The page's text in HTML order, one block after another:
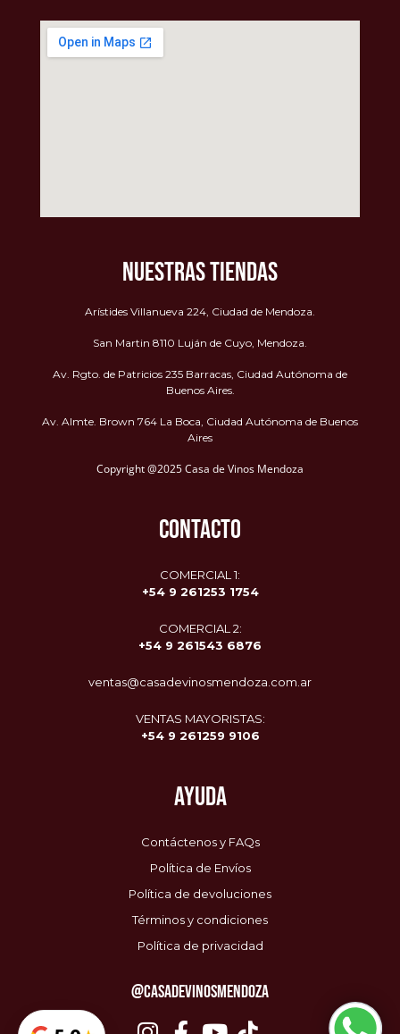
NUESTRAS TIENDAS
Arístides Villanueva 224, Ciudad de Mendoza.
San Martin 8110 Luján de Cuyo, Mendoza.
Av. Rgto. de Patricios 235 Barracas, Ciudad Autónoma de
Buenos Aires.
Av. Almte. Brown 764 La Boca, Ciudad Autónoma de Buenos
Aires
Copyright @2025 Casa de Vinos Mendoza
CONTACTO
COMERCIAL 1:
+54 9 261253 1754
COMERCIAL 2:
+54 9 261543 6876
ventas@casadevinosmendoza.com.ar
VENTAS MAYORISTAS:
+54 9 261259 9106
AYUDA
Contáctenos y FAQs
Política de Envíos
Política de devoluciones
Términos y condiciones
Política de privacidad
@CASADEVINOSMENDOZA
Envío Gratis
$0 / $85.000